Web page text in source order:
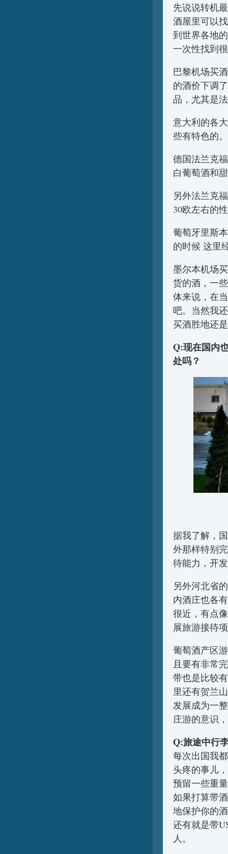
先说说转机
酒屋里可以
到世界各地
一次性找到
巴黎机场买
的酒价下调
品，尤其是
意大利的各
些有特色的。
德国法兰克
白葡萄酒和
另外法兰克
30欧左右的
葡萄牙里斯
的时候 这里
墨尔本机场
货的酒，一
体来说，在
吧。当然我
买酒胜地还
Q:现在国内
处吗？
据我了解，
外那样特别
待能力，开
另外河北省
内酒庄也各
很近，有点
展旅游接待
葡萄酒产区
且要有非常
带也是比较
里还有贺兰
发展成为一
庄游的意识
Q:旅途中行
每次出国我
头疼的事儿
预留一些重
如果打算带
地保护你的
还有就是带
人。